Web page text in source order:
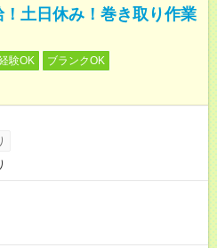
土日休み！巻き取り作業
験OK
ブランクOK